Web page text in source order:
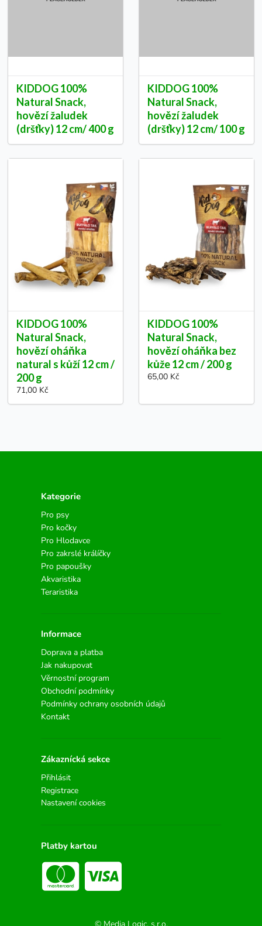
KIDDOG 100%
Natural Snack,
hovězí žaludek
(dršťky) 12 cm/ 400 g
KIDDOG 100%
Natural Snack,
hovězí žaludek
(dršťky) 12 cm/ 100 g
KIDDOG 100%
Natural Snack,
hovězí oháňka
natural s kůží 12 cm /
200 g
71,00 Kč
KIDDOG 100%
Natural Snack,
hovězí oháňka bez
kůže 12 cm / 200 g
65,00 Kč
Kategorie
Pro psy
Pro kočky
Pro Hlodavce
Pro zakrslé králíčky
Pro papoušky
Akvaristika
Teraristika
Informace
Doprava a platba
Jak nakupovat
Věrnostní program
Obchodní podmínky
Podmínky ochrany osobních údajů
Kontakt
Zákaznícká sekce
Přihlásit
Registrace
Nastavení cookies
Platby kartou